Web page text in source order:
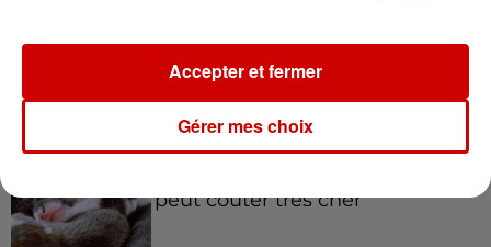
6 août 2026
peut coûter très cher
Gérer mes choix
Accepter et fermer